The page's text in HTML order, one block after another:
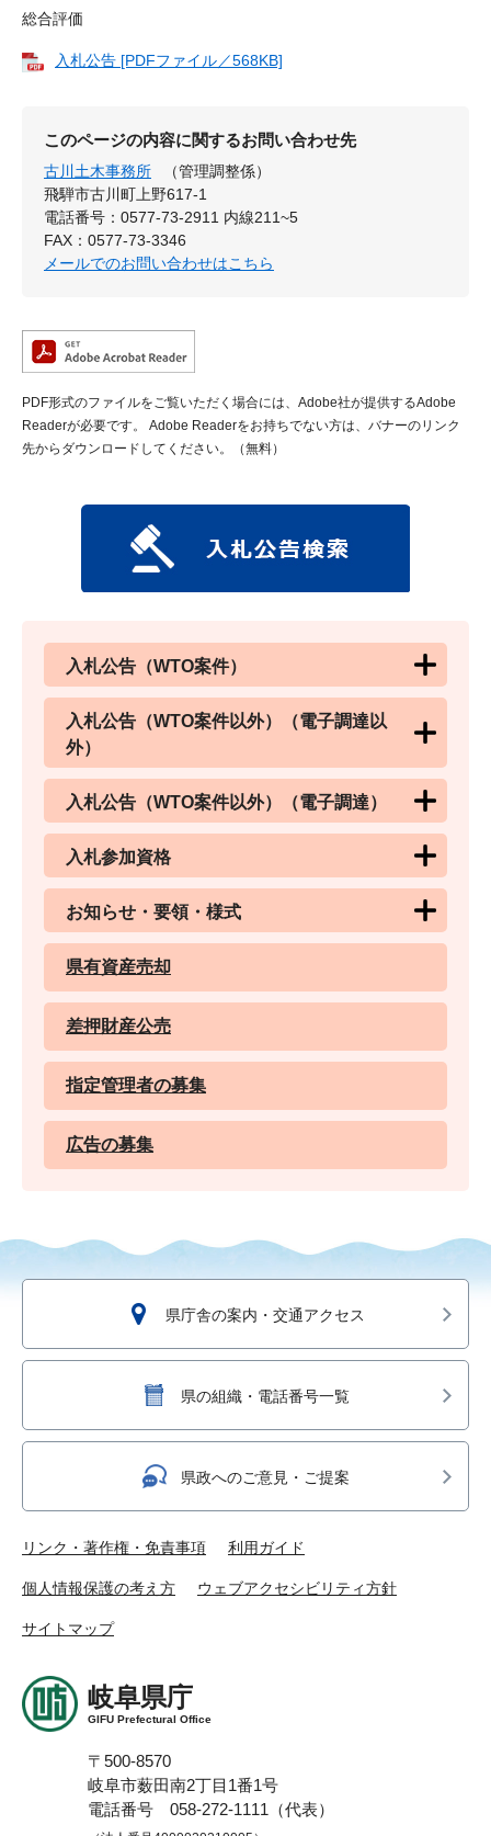
総合評価
入札公告 [PDFファイル／568KB]
このページの内容に関するお問い合わせ先
古川土木事務所
（管理調整係）
飛騨市古川町上野617-1
電話番号：0577-73-2911 内線211~5
FAX：0577-73-3346
メールでのお問い合わせはこちら
PDF形式のファイルをご覧いただく場合には、Adobe社が提供するAdobe
Readerが必要です。
Adobe Readerをお持ちでない方は、バナーのリンク
先からダウンロードしてください。（無料）
入札公告（WTO案件）
入札公告（WTO案件以外）（電子調達以
外）
入札公告（WTO案件以外）（電子調達）
入札参加資格
お知らせ・要領・様式
県有資産売却
差押財産公売
指定管理者の募集
広告の募集
県庁舎の案内・交通アクセス
県の組織・電話番号一覧
県政へのご意見・ご提案
リンク・著作権・免責事項 利用ガイド
個人情報保護の考え方 ウェブアクセシビリティ方針
サイトマップ
岐阜県庁
GIFU Prefectural Office
〒500-8570
岐阜市薮田南2丁目1番1号
電話番号 058-272-1111（代表）